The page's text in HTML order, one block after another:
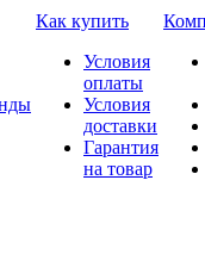
Как купить
Условия
оплаты
Условия
доставки
Гарантия
на товар